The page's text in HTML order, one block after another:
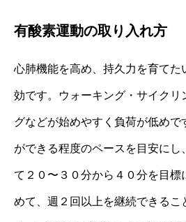
有酸素運動の取り入れ方
心肺機能を高め、持久力を育てた
効です。ウォーキング・サイクリ
グなどが始めやすく負荷が低めで
ができる程度のペースを目安にし
て２０〜３０分から４０分を目標
めて、週２回以上を継続できるこ